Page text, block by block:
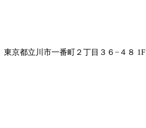
東京都立川市一番町２丁目３６−４８ 1F